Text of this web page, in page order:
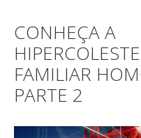
CONHEÇA A
FAMILIAR
PARTE 2